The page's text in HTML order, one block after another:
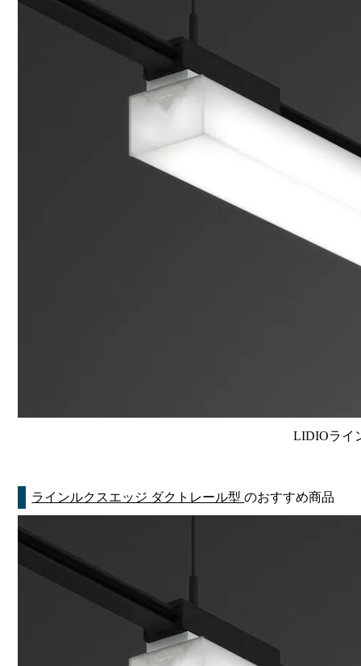
LIDIOライ
ラインルクスエッジ ダクトレール型のおすすめ商品